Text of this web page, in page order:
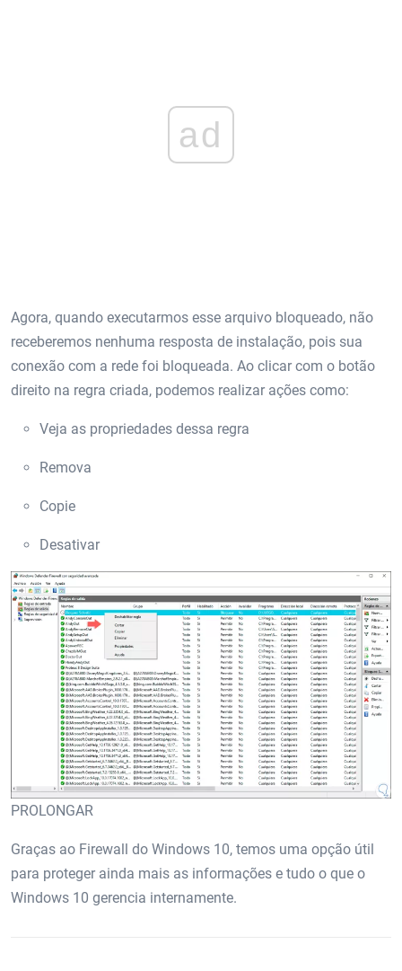
ad
Agora, quando executarmos esse arquivo bloqueado, não
receberemos nenhuma resposta de instalação, pois sua
conexão com a rede foi bloqueada. Ao clicar com o botão
direito na regra criada, podemos realizar ações como:
Veja as propriedades dessa regra
Remova
Copie
Desativar
PROLONGAR
Graças ao Firewall do Windows 10, temos uma opção útil
para proteger ainda mais as informações e tudo o que o
Windows 10 gerencia internamente.